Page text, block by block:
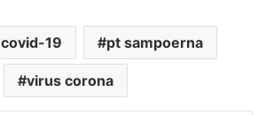
19 pt sampoerna
virus corona